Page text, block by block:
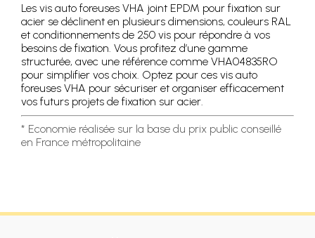
Les vis auto foreuses VHA joint EPDM pour fixation sur
acier se déclinent en plusieurs dimensions, couleurs RAL
et conditionnements de 250 vis pour répondre à vos
besoins de fixation. Vous profitez d’une gamme
structurée, avec une référence comme VHA04835RO
pour simplifier vos choix. Optez pour ces vis auto
foreuses VHA pour sécuriser et organiser efficacement
vos futurs projets de fixation sur acier.
* Economie réalisée sur la base du prix public conseillé
en France métropolitaine